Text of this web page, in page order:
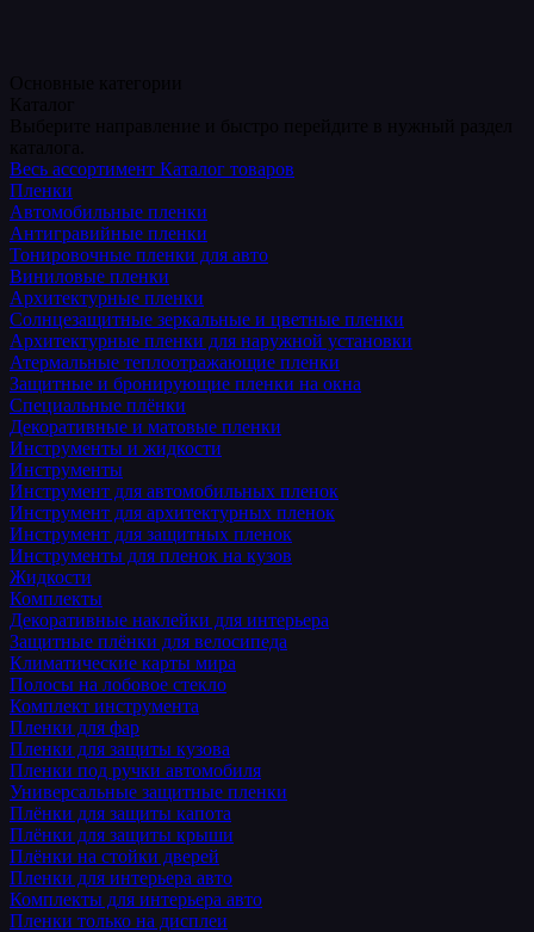
Весь ассортимент Каталог товаров
Пленки
Автомобильные пленки
Антигравийные пленки
Тонировочные пленки для авто
Виниловые пленки
Архитектурные пленки
Солнцезащитные зеркальные и цветные пленки
Архитектурные пленки для наружной установки
Атермальные теплоотражающие пленки
Защитные и бронирующие пленки на окна
Специальные плёнки
Декоративные и матовые пленки
Инструменты и жидкости
Инструменты
Инструмент для автомобильных пленок
Инструмент для архитектурных пленок
Инструмент для защитных пленок
Инструменты для пленок на кузов
Жидкости
Комплекты
Декоративные наклейки для интерьера
Защитные плёнки для велосипеда
Климатические карты мира
Полосы на лобовое стекло
Комплект инструмента
Пленки для фар
Пленки для защиты кузова
Пленки под ручки автомобиля
Универсальные защитные пленки
Плёнки для защиты капота
Плёнки для защиты крыши
Плёнки на стойки дверей
Пленки для интерьера авто
Комплекты для интерьера авто
Пленки только на дисплеи